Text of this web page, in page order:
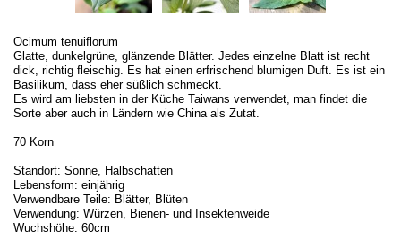
Ocimum tenuiflorum
Glatte, dunkelgrüne, glänzende Blätter. Jedes einzelne Blatt ist recht
dick, richtig fleischig. Es hat einen erfrischend blumigen Duft. Es ist ein
Basilikum, dass eher süßlich schmeckt.
Es wird am liebsten in der Küche Taiwans verwendet, man findet die
Sorte aber auch in Ländern wie China als Zutat.
70 Korn
Standort: Sonne, Halbschatten
Lebensform: einjährig
Verwendbare Teile: Blätter, Blüten
Verwendung: Würzen, Bienen- und Insektenweide
Wuchshöhe: 60cm